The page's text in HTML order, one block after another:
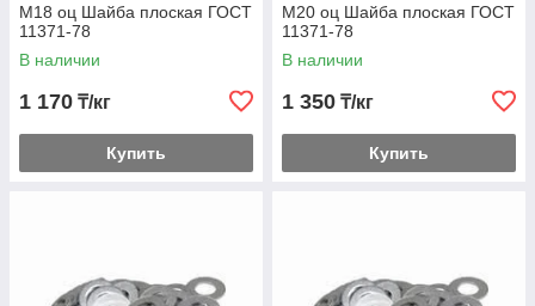
М18 оц Шайба плоская ГОСТ
11371-78
В наличии
1 170 ₸/кг
Купить
М20 оц Шайба плоская ГОСТ
11371-78
В наличии
1 350 ₸/кг
Купить